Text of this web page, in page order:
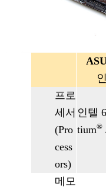
프로
세서
(Pro
cess
ors)
인텔
tium®
메모